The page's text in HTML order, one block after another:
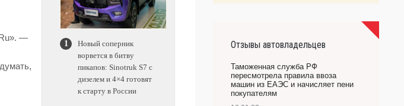
Новый соперник
ворвется в битву
пикапов: Sinotruk S7 с
дизелем и 4×4 готовят
к старту в России
—
Отзывы автовладельцев
Таможенная служба РФ
пересмотрела правила ввоза
машин из ЕАЭС и начисляет пени
покупателям